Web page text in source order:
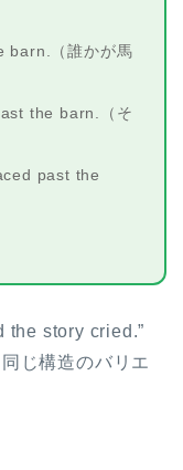
barn.（誰かが馬
the barn.（そ
past the
the story cried.”
じ構造のバリエ